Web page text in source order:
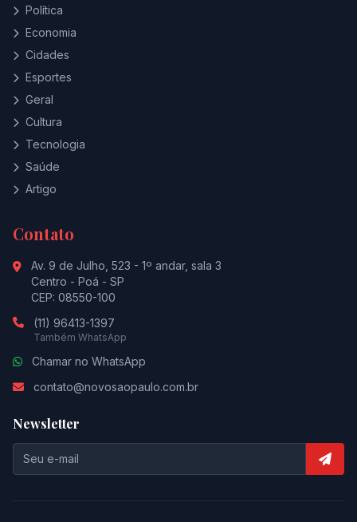
Política
Economia
Cidades
Esportes
Geral
Cultura
Tecnologia
Saúde
Artigo
Contato
Av. 9 de Julho, 523 - 1º andar, sala 3
Centro - Poá - SP
CEP: 08550-100
(11) 96413-1397
Também WhatsApp
Chamar no WhatsApp
contato@novosaopaulo.com.br
Newsletter